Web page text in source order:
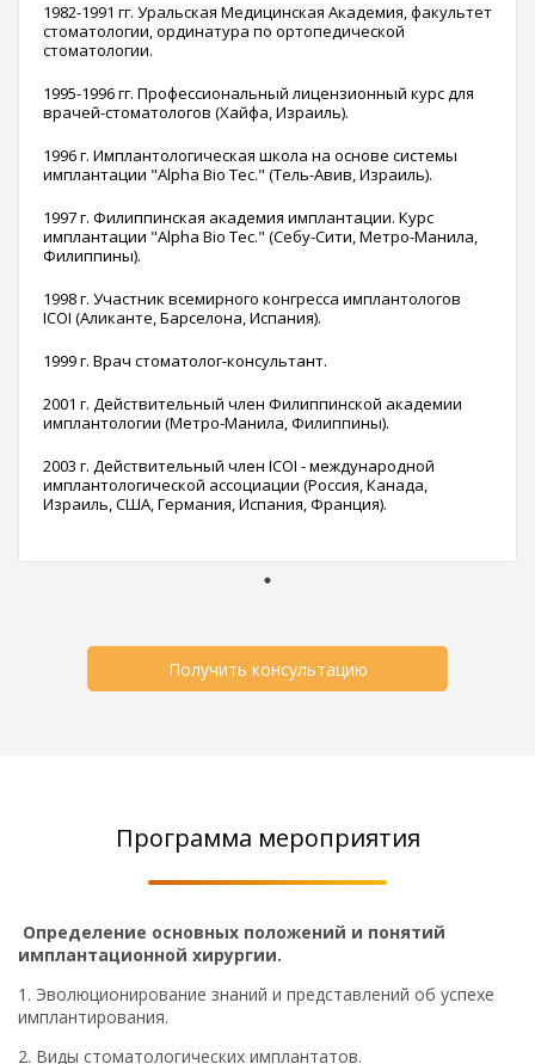
1982-1991 гг. Уральская Медицинская Академия, факультет
стоматологии, ординатура по ортопедической
стоматологии.
1995-1996 гг. Профессиональный лицензионный курс для
врачей-стоматологов (Хайфа, Израиль).
1996 г. Имплантологическая школа на основе системы
имплантации "Alpha Bio Tec." (Тель-Авив, Израиль).
1997 г. Филиппинская академия имплантации. Курс
имплантации "Alpha Bio Tec." (Себу-Сити, Метро-Манила,
Филиппины).
1998 г. Участник всемирного конгресса имплантологов
ICOI (Аликанте, Барселона, Испания).
1999 г. Врач стоматолог-консультант.
2001 г. Действительный член Филиппинской академии
имплантологии (Метро-Манила, Филиппины).
2003 г. Действительный член ICOI - международной
имплантологической ассоциации (Россия, Канада,
Израиль, США, Германия, Испания, Франция).
Получить консультацию
Программа мероприятия
Определение основных положений и понятий
имплантационной хирургии.
1. Эволюционирование знаний и представлений об успехе
имплантирования.
2. Виды стоматологических имплантатов.